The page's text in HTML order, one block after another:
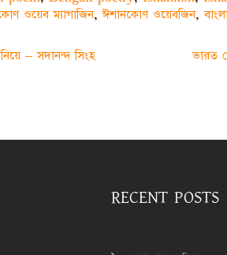
ওয়েব ম্যাগাজিন,ঈশানকোণ ওয়েবজিন,
– সদানন্দ সিংহ ভারত
RECENT POSTS